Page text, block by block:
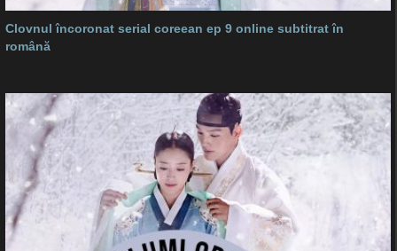
Clovnul încoronat serial coreean ep 9 online subtitrat în
română